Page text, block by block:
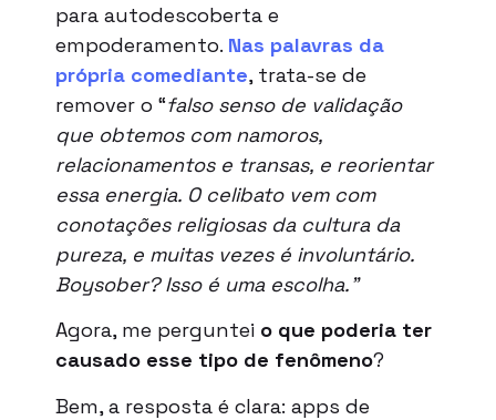
para autodescoberta e
empoderamento​. Nas palavras da
própria comediante, trata-se de
remover o “falso senso de validação
que obtemos com namoros,
relacionamentos e transas, e reorientar
essa energia. O celibato vem com
conotações religiosas da cultura da
pureza, e muitas vezes é involuntário.
Boysober? Isso é uma escolha.”
Agora, me perguntei o que poderia ter
causado esse tipo de fenômeno?
Bem, a resposta é clara: apps de